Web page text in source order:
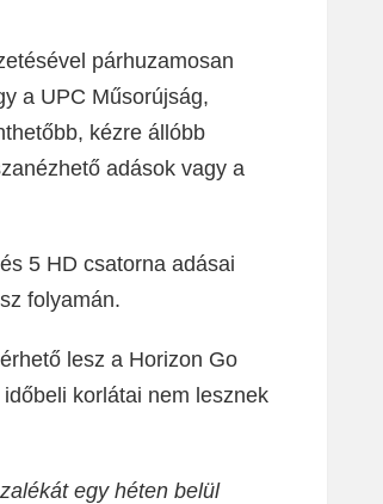
párhuzamosan
a UPC Műsorújság,
kézre állóbb
adások vagy a
5 HD csatorna adásai
folyamán.
lesz a Horizon Go
korlátai nem lesznek
egy héten belül